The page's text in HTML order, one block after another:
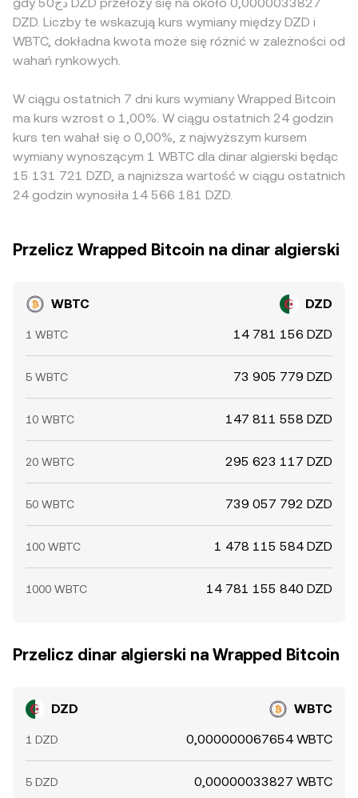
DZD. Liczby te wskazują kurs wymiany między DZD i
WBTC, dokładna kwota może się różnić w zależności od
wahań rynkowych.
W ciągu ostatnich 7 dni kurs wymiany Wrapped Bitcoin
ma kurs wzrost o 1,00%. W ciągu ostatnich 24 godzin
kurs ten wahał się o 0,00%, z najwyższym kursem
wymiany wynoszącym 1 WBTC dla dinar algierski będąc
15 131 721 DZD, a najniższa wartość w ciągu ostatnich
24 godzin wynosiła 14 566 181 DZD.
Przelicz Wrapped Bitcoin na dinar algierski
WBTC DZD
1 WBTC 14 781 156 DZD
5 WBTC 73 905 779 DZD
10 WBTC 147 811 558 DZD
20 WBTC 295 623 117 DZD
50 WBTC 739 057 792 DZD
100 WBTC 1 478 115 584 DZD
1000 WBTC 14 781 155 840 DZD
Przelicz dinar algierski na Wrapped Bitcoin
DZD WBTC
1 DZD 0,000000067654 WBTC
5 DZD 0,00000033827 WBTC